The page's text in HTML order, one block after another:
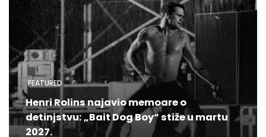
FEATURED
Henri Rolins najavio memoare o
detinjstvu: „Bait Dog Boy“ stiže u martu
2027.